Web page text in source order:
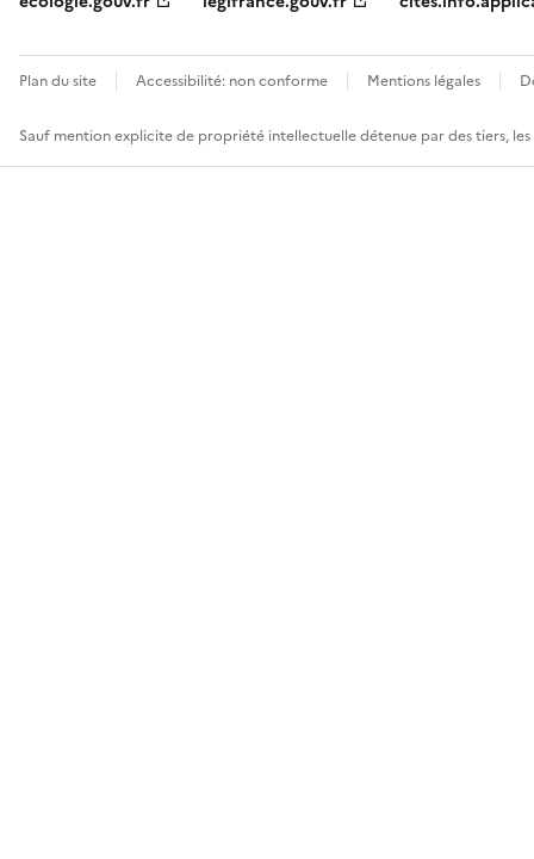
Plan du site Accessibilité: non conforme Mentions légales
Sauf mention explicite de propriété intellectuelle détenue par des tiers,